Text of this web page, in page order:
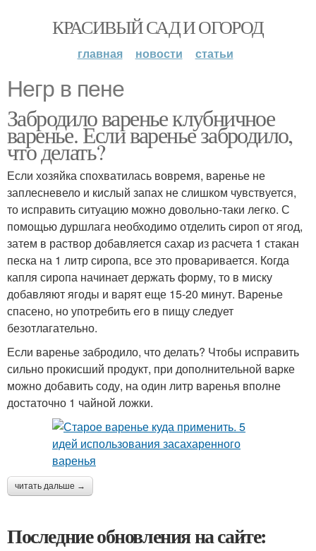
КРАСИВЫЙ САД И ОГОРОД
главная новости статьи
Негр в пене
Забродило варенье клубничное
варенье. Если варенье забродило,
что делать?
Если хозяйка спохватилась вовремя, варенье не
заплесневело и кислый запах не слишком чувствуется,
то исправить ситуацию можно довольно-таки легко. С
помощью дуршлага необходимо отделить сироп от ягод,
затем в раствор добавляется сахар из расчета 1 стакан
песка на 1 литр сиропа, все это проваривается. Когда
капля сиропа начинает держать форму, то в миску
добавляют ягоды и варят еще 15-20 минут. Варенье
спасено, но употребить его в пищу следует
безотлагательно.
Если варенье забродило, что делать? Чтобы исправить
сильно прокисший продукт, при дополнительной варке
можно добавить соду, на один литр варенья вполне
достаточно 1 чайной ложки.
читать дальше →
Последние обновления на сайте: